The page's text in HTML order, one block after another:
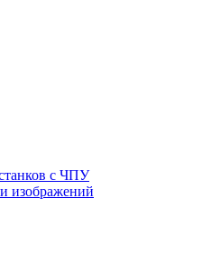
с ЧПУ
изображений